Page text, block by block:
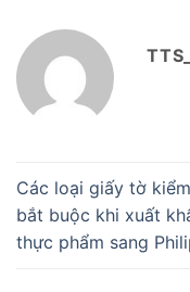
Các loại giấy tờ
bắt buộc khi xuất
thực phẩm sang